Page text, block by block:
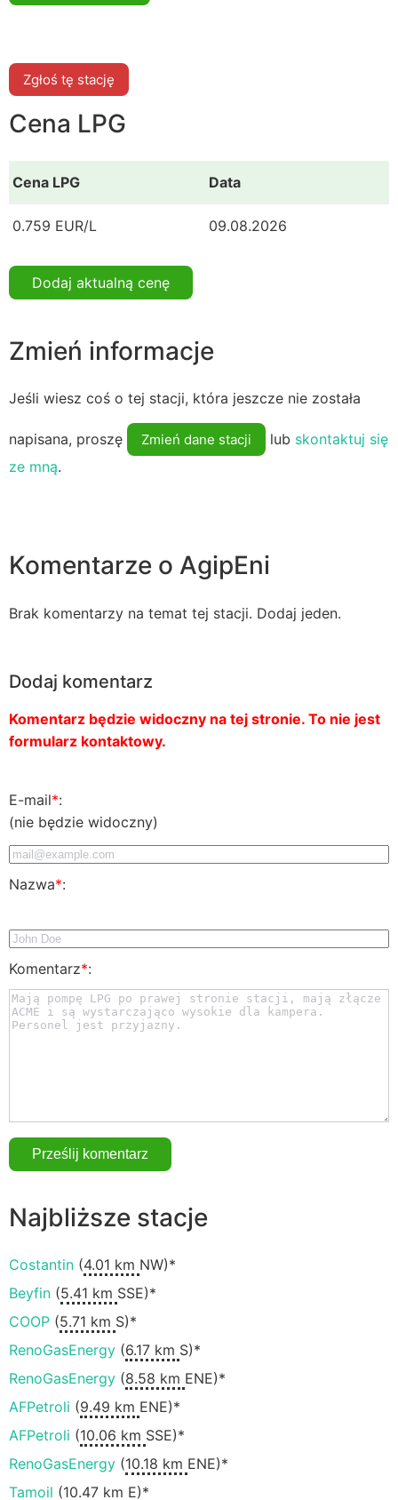
Zgłoś tę stację
Cena LPG
Cena LPG Data
0.759 EUR/L 09.08.2026
Dodaj aktualną cenę
Zmień informacje
Jeśli wiesz coś o tej stacji, która jeszcze nie została
napisana, proszę Zmień dane stacji lub skontaktuj się
ze mną.
Komentarze o AgipEni
Brak komentarzy na temat tej stacji. Dodaj jeden.
Dodaj komentarz
Komentarz będzie widoczny na tej stronie. To nie jest
formularz kontaktowy.
E-mail*:
(nie będzie widoczny)
Nazwa*:
Komentarz*:
Najbliższe stacje
Costantin (4.01 km NW)*
Beyfin (5.41 km SSE)*
COOP (5.71 km S)*
RenoGasEnergy (6.17 km S)*
RenoGasEnergy (8.58 km ENE)*
AFPetroli (9.49 km ENE)*
AFPetroli (10.06 km SSE)*
RenoGasEnergy (10.18 km ENE)*
Tamoil (10.47 km E)*